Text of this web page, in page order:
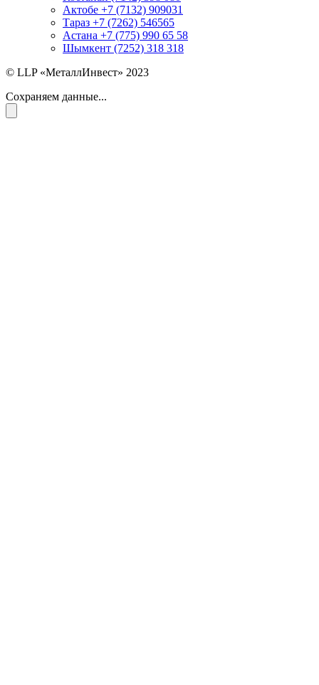
Актобе +7 (7132) 909031
Тараз +7 (7262) 546565
Астана +7 (775) 990 65 58
Шымкент (7252) 318 318
© LLP «МеталлИнвест» 2023
Сохраняем данные...